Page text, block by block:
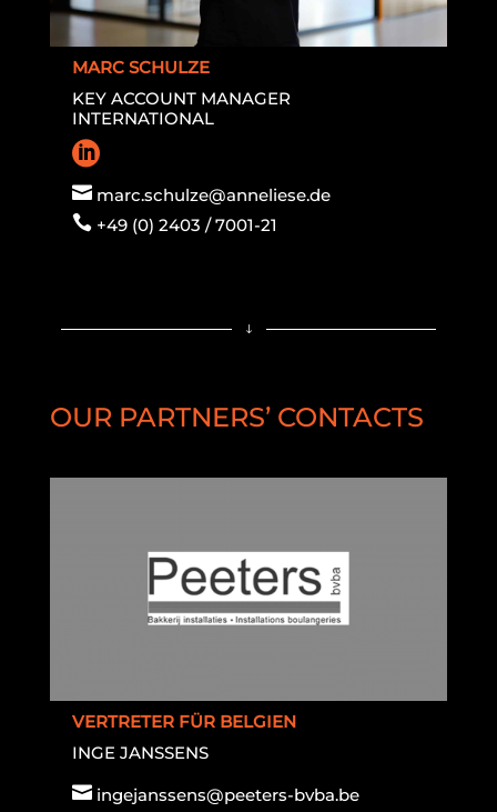
MARC SCHULZE
KEY ACCOUNT MANAGER
INTERNATIONAL

 marc.schulze@anneliese.de
 +49 (0) 2403 / 7001-21
"
OUR PARTNERS’ CONTACTS
VERTRETER FÜR BELGIEN
INGE JANSSENS
 ingejanssens@peeters-bvba.be